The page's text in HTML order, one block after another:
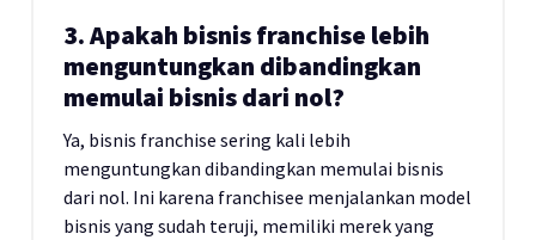
3. Apakah bisnis franchise lebih
menguntungkan dibandingkan
memulai bisnis dari nol?
Ya, bisnis franchise sering kali lebih
menguntungkan dibandingkan memulai bisnis
dari nol. Ini karena franchisee menjalankan model
bisnis yang sudah teruji, memiliki merek yang